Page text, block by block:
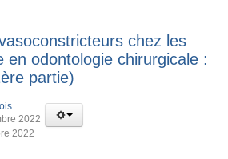
chez les
en odontologie chirurgicale :
partie)
2022
2022